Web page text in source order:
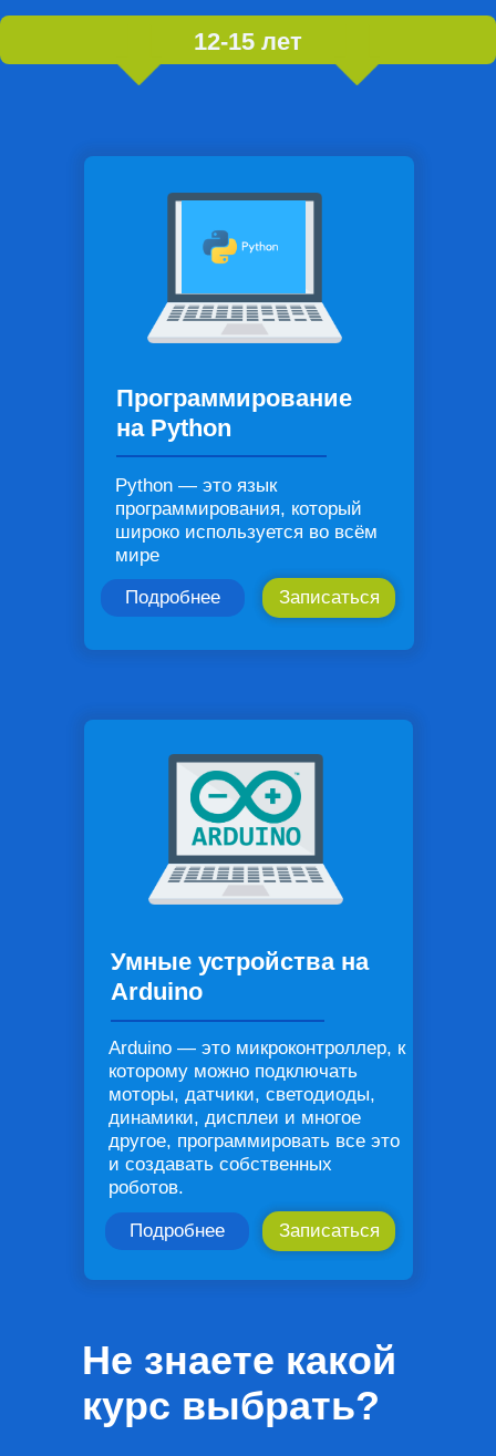
12-15 лет
Не знаете какой
курс выбрать?
Программирование
на Python
Python — это язык
программирования, который
широко используется во всём
мире
Записаться
Подробнее
Умные устройства на
Arduino
Arduino — это микроконтроллер, к
которому можно подключать
моторы, датчики, светодиоды,
динамики, дисплеи и многое
другое, программировать все это
и создавать собственных
роботов.
Записаться
Подробнее